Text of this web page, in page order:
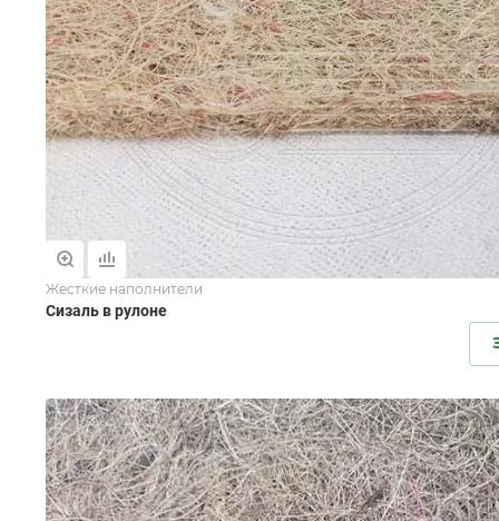
Жесткие наполнители
Сизаль в рулоне